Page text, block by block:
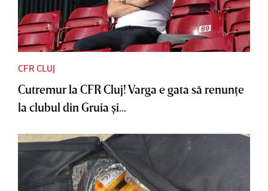
CFR CLUJ
Cutremur la CFR Cluj! Varga e gata să renunţe
la clubul din Gruia şi...